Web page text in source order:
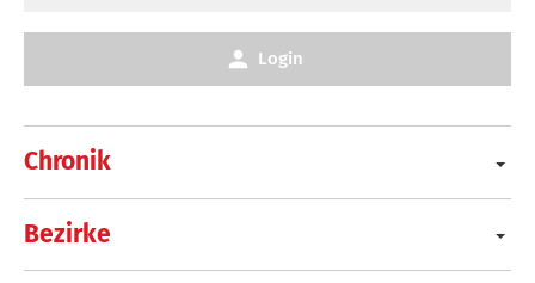
Chronik
Bezirke
Login